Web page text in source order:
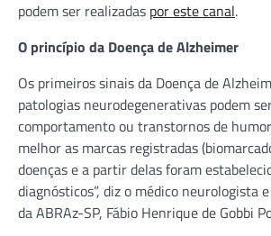
podem ser realizadas por este canal.
O princípio da Doença de Alzheimer
Os primeiros sinais da Doença de
patologias neurodegenerativas podem
comportamento ou transtornos de
melhor as marcas registradas
doenças e a partir delas foram
diagnósticos”, diz o médico neurologista
da ABRAz-SP, Fábio Henrique de Gobbi